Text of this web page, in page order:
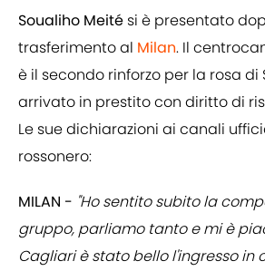
Soualiho Meité si è presentato
trasferimento al Milan. Il
è il secondo rinforzo per la rosa di
arrivato in prestito con diritto di
Le sue dichiarazioni ai canali
rossonero:
MILAN - "Ho sentito subito la
gruppo, parliamo tanto e mi è
Cagliari è stato bello l'ingresso in